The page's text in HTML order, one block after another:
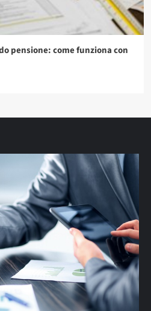
pensione: come funziona con